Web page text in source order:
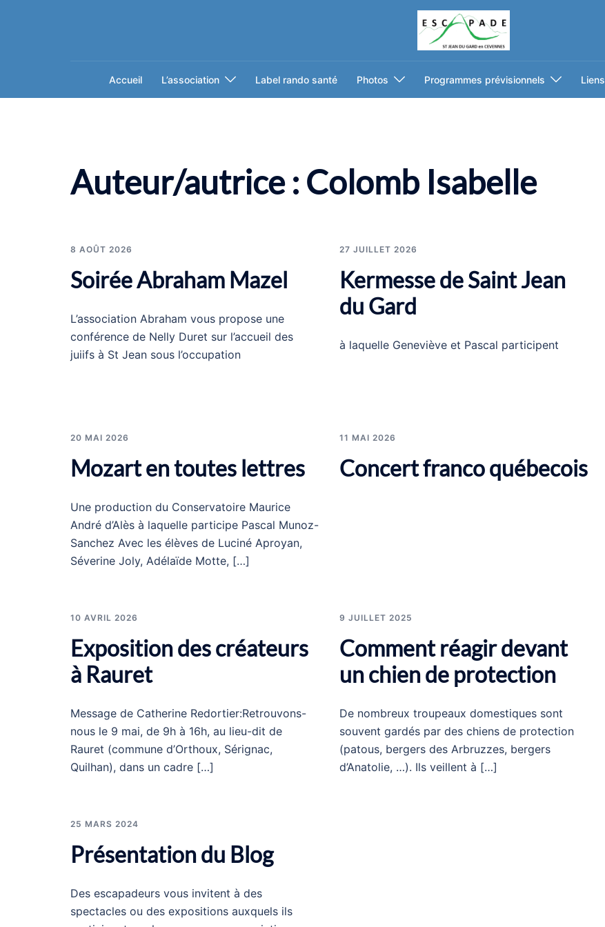
Accueil L’association Label rando santé Photos Programmes prévisionnels Liens
Auteur/autrice : Colomb Isabelle
8 AOÛT 2026
Soirée Abraham Mazel
L’association Abraham vous propose une
conférence de Nelly Duret sur l’accueil des
juiifs à St Jean sous l’occupation
27 JUILLET 2026
Kermesse de Saint Jean
du Gard
à laquelle Geneviève et Pascal participent
20 MAI 2026
Mozart en toutes lettres
Une production du Conservatoire Maurice
André d’Alès à laquelle participe Pascal Munoz-
Sanchez Avec les élèves de Luciné Aproyan,
Séverine Joly, Adélaïde Motte, […]
11 MAI 2026
Concert franco québecois
10 AVRIL 2026
Exposition des créateurs
à Rauret
Message de Catherine Redortier:Retrouvons-
nous le 9 mai, de 9h à 16h, au lieu-dit de
Rauret (commune d’Orthoux, Sérignac,
Quilhan), dans un cadre […]
9 JUILLET 2025
Comment réagir devant
un chien de protection
De nombreux troupeaux domestiques sont
souvent gardés par des chiens de protection
(patous, bergers des Arbruzzes, bergers
d’Anatolie, …). Ils veillent à […]
25 MARS 2024
Présentation du Blog
Des escapadeurs vous invitent à des
spectacles ou des expositions auxquels ils